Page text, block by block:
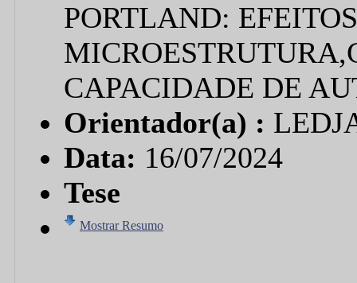
PORTLAND:
CAPACIDADE DE
Orientador(a) :
Data: 16/07/2024
Tese
Mostrar Resumo